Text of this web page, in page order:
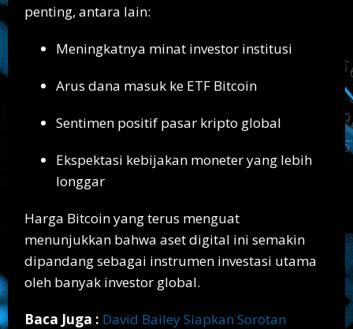
penting, antara lain:
Meningkatnya minat investor institusi
Arus dana masuk ke ETF Bitcoin
Sentimen positif pasar kripto global
Ekspektasi kebijakan moneter yang lebih
longgar
Harga Bitcoin yang terus menguat
menunjukkan bahwa aset digital ini semakin
dipandang sebagai instrumen investasi utama
oleh banyak investor global.
Baca Juga : David Bailey Siapkan Sorotan